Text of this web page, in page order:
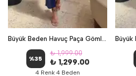
Büyük Beden Havuç Paça Gömlek Yaka Keten İkili Takım - İndigo
%35
₺ 1,999.00
₺ 1,299.00
4 Renk 4 Beden